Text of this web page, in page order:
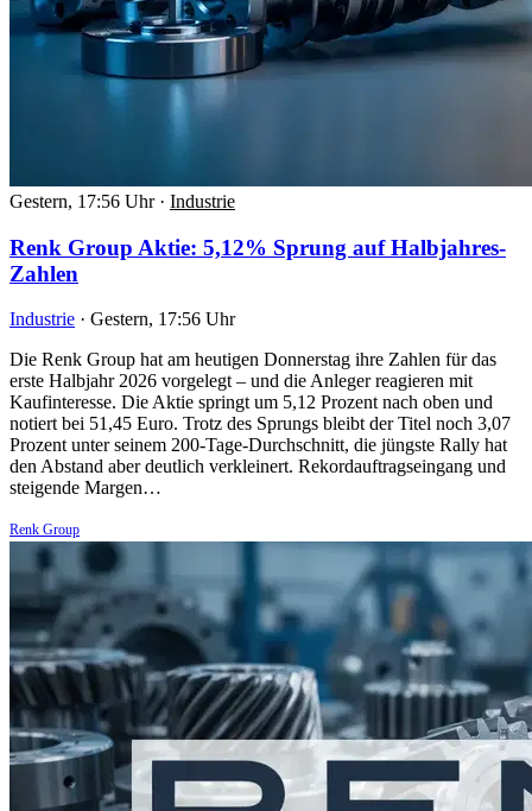
Gestern, 17:56 Uhr · Industrie
Renk Group Aktie: 5,12% Sprung auf Halbjahres-
Zahlen
Industrie · Gestern, 17:56 Uhr
Die Renk Group hat am heutigen Donnerstag ihre Zahlen für das
erste Halbjahr 2026 vorgelegt – und die Anleger reagieren mit
Kaufinteresse. Die Aktie springt um 5,12 Prozent nach oben und
notiert bei 51,45 Euro. Trotz des Sprungs bleibt der Titel noch 3,07
Prozent unter seinem 200-Tage-Durchschnitt, die jüngste Rally hat
den Abstand aber deutlich verkleinert. Rekordauftragseingang und
steigende Margen…
Renk Group